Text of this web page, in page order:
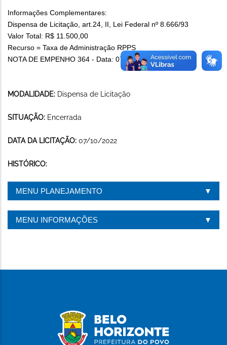
Informações Complementares:
Dispensa de Licitação, art.24, II, Lei Federal nº 8.666/93
Valor Total: R$ 11.500,00
Recurso = Taxa de Administração RPPS
NOTA DE EMPENHO 364 - Data: 07/10/2022
MODALIDADE: Dispensa de Licitação
SITUAÇÃO: Encerrada
DATA DA LICITAÇÃO: 07/10/2022
HISTÓRICO:
MENU PLANEJAMENTO
MENU INFORMAÇÕES